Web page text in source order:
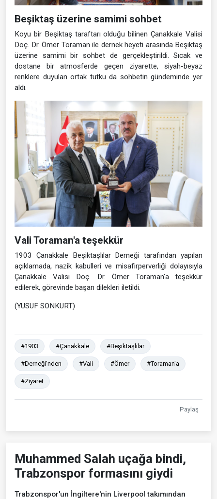
Beşiktaş üzerine samimi sohbet
Koyu bir Beşiktaş taraftarı olduğu bilinen Çanakkale Valisi
Doç. Dr. Ömer Toraman ile dernek heyeti arasında Beşiktaş
üzerine samimi bir sohbet de gerçekleştirildi. Sıcak ve
dostane bir atmosferde geçen ziyarette, siyah-beyaz
renklere duyulan ortak tutku da sohbetin gündeminde yer
aldı.
Vali Toraman'a teşekkür
1903 Çanakkale Beşiktaşlılar Derneği tarafından yapılan
açıklamada, nazik kabulleri ve misafirperverliği dolayısıyla
Çanakkale Valisi Doç. Dr. Ömer Toraman'a teşekkür
edilerek, görevinde başarı dilekleri iletildi.
(YUSUF SONKURT)
#1903 #Çanakkale #Beşiktaşlılar
#Derneği'nden #Vali #Ömer #Toraman'a
#Ziyaret
Paylaş
Muhammed Salah uçağa bindi,
Trabzonspor formasını giydi
Trabzonspor'un İngiltere'nin Liverpool takımından